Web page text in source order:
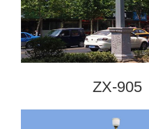
ZX-905